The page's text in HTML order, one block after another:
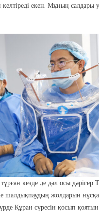
келтіреді екен. Мұның
тұрған кезде де дәл осы
шалдықпаудың жолдарын
Құран сүресін қосып